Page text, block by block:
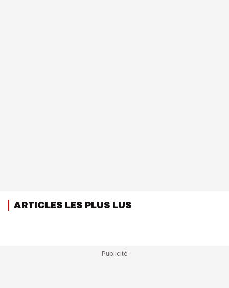
ARTICLES LES PLUS LUS